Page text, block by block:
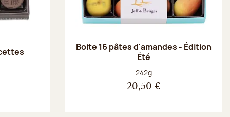
Boite 16 pâtes d'amandes - Édition
Été
Poids net :
242g
20,50 €